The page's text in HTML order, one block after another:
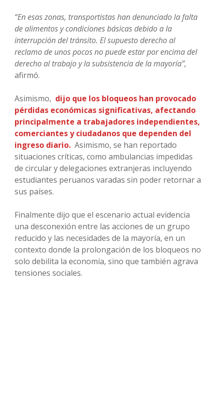
“En esas zonas, transportistas han denunciado la falta
de alimentos y condiciones básicas debido a la
interrupción del tránsito. El supuesto derecho al
reclamo de unos pocos no puede estar por encima del
derecho al trabajo y la subsistencia de la mayoría”,
afirmó.
Asimismo, dijo que los bloqueos han provocado
pérdidas económicas significativas, afectando
principalmente a trabajadores independientes,
comerciantes y ciudadanos que dependen del
ingreso diario. Asimismo, se han reportado
situaciones críticas, como ambulancias impedidas
de circular y delegaciones extranjeras incluyendo
estudiantes peruanos varadas sin poder retornar a
sus países.
Finalmente dijo que el escenario actual evidencia
una desconexión entre las acciones de un grupo
reducido y las necesidades de la mayoría, en un
contexto donde la prolongación de los bloqueos no
solo debilita la economía, sino que también agrava
tensiones sociales.